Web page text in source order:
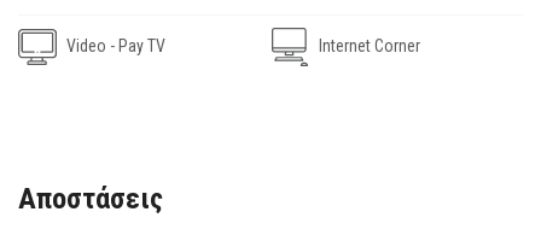
Video - Pay TV Internet Corner
Αποστάσεις